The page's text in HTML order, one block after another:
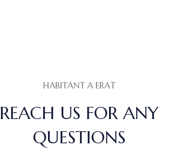
HABITANT A ERAT
REACH US FOR ANY
QUESTIONS